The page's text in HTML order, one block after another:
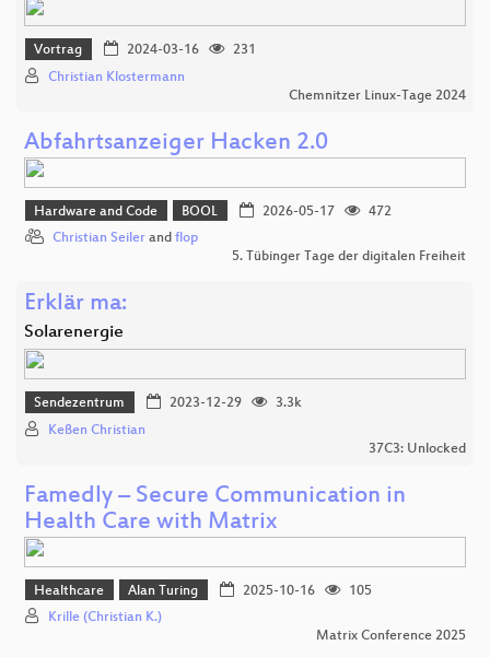
Vortrag 2024-03-16
231
Christian Klostermann
Chemnitzer Linux-Tage 2024
Abfahrtsanzeiger Hacken 2.0
Hardware and Code BOOL 2026-05-17
472
Christian Seiler and flop
5. Tübinger Tage der digitalen Freiheit
Erklär ma:
Solarenergie
Sendezentrum 2023-12-29
3.3k
Keßen Christian
37C3: Unlocked
Famedly – Secure Communication in
Health Care with Matrix
Healthcare Alan Turing 2025-10-16
105
Krille (Christian K.)
Matrix Conference 2025